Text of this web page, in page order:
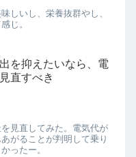
しいし、栄養抜群やし、
じ。
を抑えたいなら、電
直すべき
見直してみた。電気代が
がることが判明して乗り
ったー。